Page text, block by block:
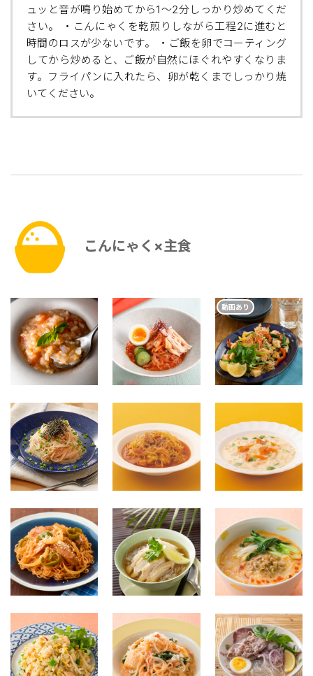
ュッと音が鳴り始めてから1〜2分しっかり炒めてくだ
さい。 ・こんにゃくを乾煎りしながら工程2に進むと
時間のロスが少ないです。 ・ご飯を卵でコーティング
してから炒めると、ご飯が自然にほぐれやすくなりま
す。フライパンに入れたら、卵が乾くまでしっかり焼
いてください。
こんにゃく×主食
動画あり